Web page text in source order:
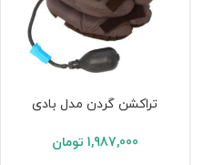
تراکشن گردن مدل بادی
1,987,000 تومان